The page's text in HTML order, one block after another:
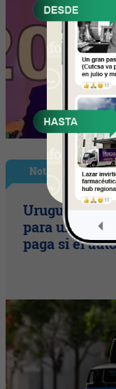
Nota Principal
Uruguay
para una
paga si el